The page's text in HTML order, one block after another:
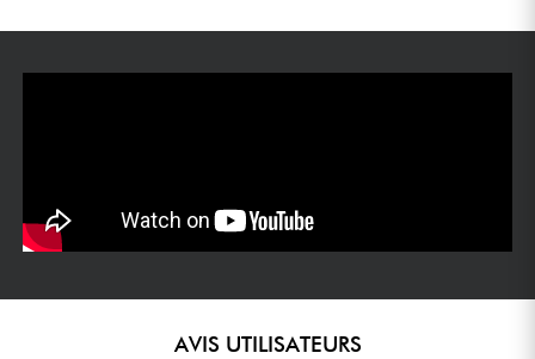
AVIS UTILISATEURS